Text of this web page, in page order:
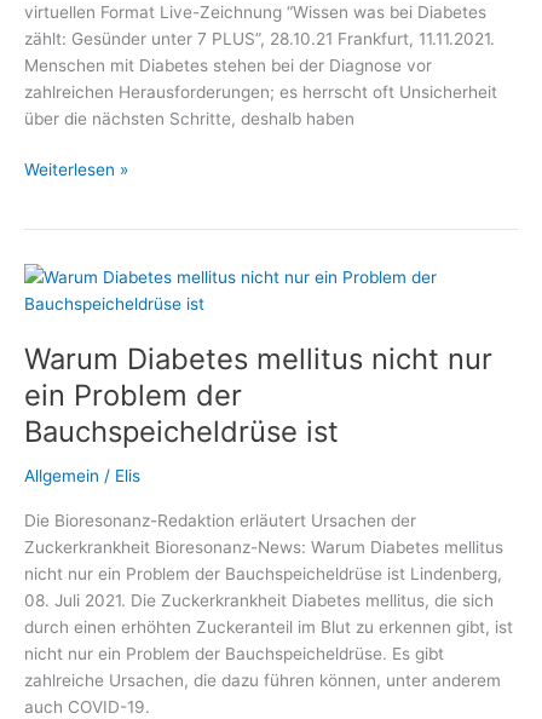
virtuellen Format Live-Zeichnung “Wissen was bei Diabetes
zählt: Gesünder unter 7 PLUS”, 28.10.21 Frankfurt, 11.11.2021.
Menschen mit Diabetes stehen bei der Diagnose vor
zahlreichen Herausforderungen; es herrscht oft Unsicherheit
über die nächsten Schritte, deshalb haben
Vor
Medizin
und
Fachmediziner
und
Wellness
Weiterlesen »
Warum Diabetes mellitus nicht nur
ein Problem der
Bauchspeicheldrüse ist
Allgemein / Elis
Die Bioresonanz-Redaktion erläutert Ursachen der
Zuckerkrankheit Bioresonanz-News: Warum Diabetes mellitus
nicht nur ein Problem der Bauchspeicheldrüse ist Lindenberg,
08. Juli 2021. Die Zuckerkrankheit Diabetes mellitus, die sich
durch einen erhöhten Zuckeranteil im Blut zu erkennen gibt, ist
nicht nur ein Problem der Bauchspeicheldrüse. Es gibt
zahlreiche Ursachen, die dazu führen können, unter anderem
auch COVID-19.